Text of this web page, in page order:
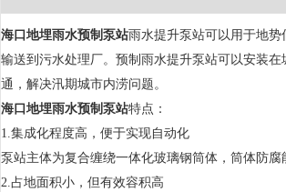
海口地埋雨水预制泵站雨水提升泵站可以用于地
输送到污水处理厂。预制雨水提升泵站可以安装
通，解决汛期城市内涝问题。
海口地埋雨水预制泵站特点：
1.集成化程度高，便于实现自动化
泵站主体为复合缠绕一体化玻璃钢筒体，筒体防腐
2.占地面积小，但有效容积高